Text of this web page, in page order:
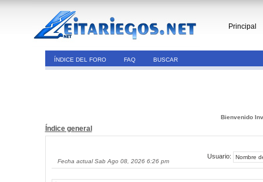
Principal
ÍNDICE DEL FORO FAQ BUSCAR
Bienvenido
Índice general
Fecha actual Sab Ago 08, 2026 6:26 pm
Usuario: